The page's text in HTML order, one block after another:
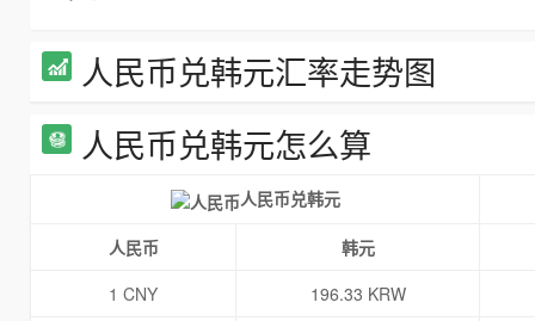
人民币兑韩元汇率走势图
人民币兑韩元怎么算
人民币兑韩元
人民币
韩元
1 CNY
196.33 KRW